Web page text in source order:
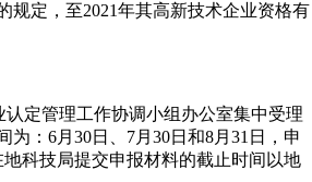
规定，至2021年其高新技术企业资格有
定管理工作协调小组办公室集中受理
为： 6月 30日、 7月 30日和8月 31 日，申
科技局提交申报材料的截止时间以地